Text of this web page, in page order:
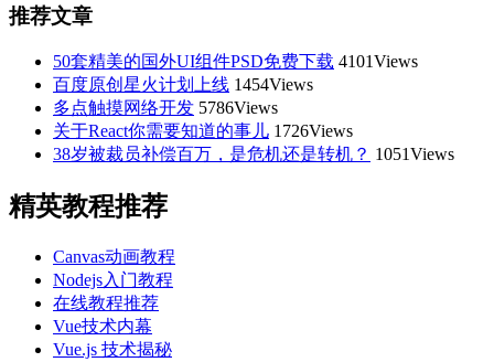
推荐文章
50套精美的国外UI组件PSD免费下载 4101Views
百度原创星火计划上线 1454Views
多点触摸网络开发 5786Views
关于React你需要知道的事儿 1726Views
38岁被裁员补偿百万，是危机还是转机？ 1051Views
精英教程推荐
Canvas动画教程
Nodejs入门教程
在线教程推荐
Vue技术内幕
Vue.js 技术揭秘